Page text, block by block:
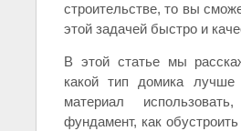
строительстве, то вы
этой задачей быстро и
В этой статье мы
какой тип домика лучше
материал
фундамент, как